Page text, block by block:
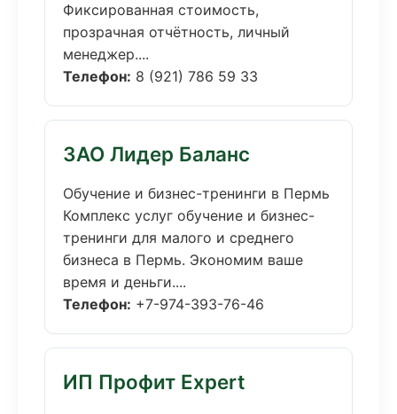
Фиксированная стоимость,
прозрачная отчётность, личный
менеджер....
Телефон: 8 (921) 786 59 33
ЗАО Лидер Баланс
Обучение и бизнес-тренинги в Пермь
Комплекс услуг обучение и бизнес-
тренинги для малого и среднего
бизнеса в Пермь. Экономим ваше
время и деньги....
Телефон: +7-974-393-76-46
ИП Профит Expert